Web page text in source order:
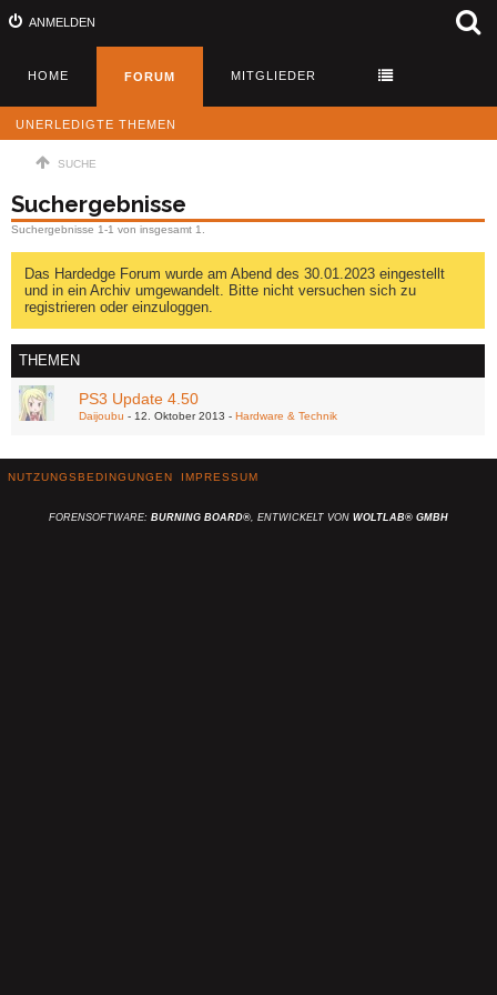
ANMELDEN
HOME FORUM MITGLIEDER
UNERLEDIGTE THEMEN
SUCHE
Suchergebnisse
Suchergebnisse 1-1 von insgesamt 1.
Das Hardedge Forum wurde am Abend des 30.01.2023 eingestellt
und in ein Archiv umgewandelt. Bitte nicht versuchen sich zu
registrieren oder einzuloggen.
THEMEN
PS3 Update 4.50
Daijoubu 12. Oktober 2013 Hardware & Technik
NUTZUNGSBEDINGUNGEN IMPRESSUM
FORENSOFTWARE: BURNING BOARD®, ENTWICKELT VON WOLTLAB® GMBH